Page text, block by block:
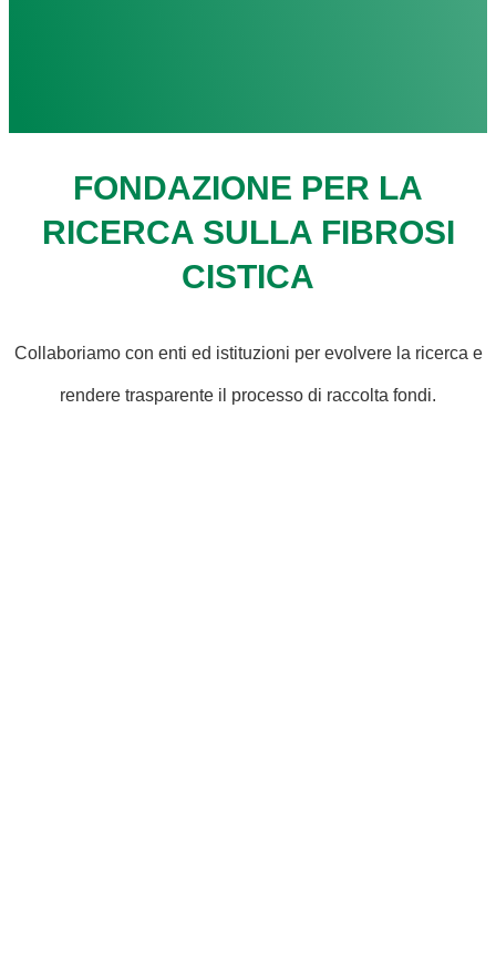
FONDAZIONE PER LA
RICERCA SULLA FIBROSI
CISTICA
Collaboriamo con enti ed istituzioni per evolvere la ricerca e
rendere trasparente il processo di raccolta fondi.